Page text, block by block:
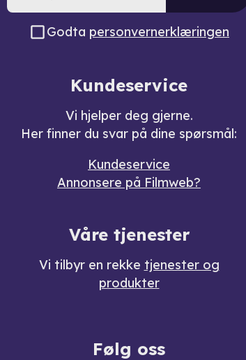
Godta personvernerklæringen
Kundeservice
Vi hjelper deg gjerne.
Her finner du svar på dine spørsmål:
Kundeservice
Annonsere på Filmweb?
Våre tjenester
Vi tilbyr en rekke tjenester og
produkter
Følg oss